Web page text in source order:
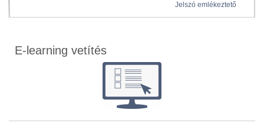
Jelszó emlékeztető
E-learning vetítés